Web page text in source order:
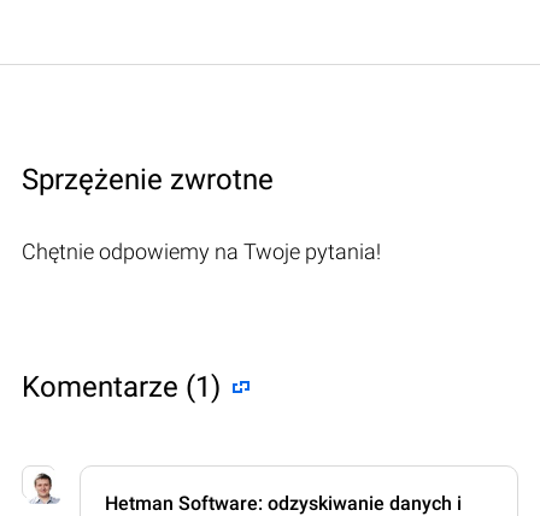
Sprzężenie zwrotne
Chętnie odpowiemy na Twoje pytania!
Komentarze (1)
Hetman Software: odzyskiwanie danych i